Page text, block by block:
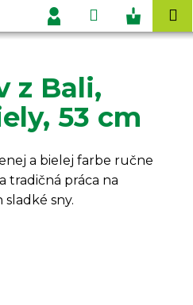
Hľadať
Prihlásenie
z Bali,
53 cm
a bielej farbe ručne
tradičná práca na
sladké sny.